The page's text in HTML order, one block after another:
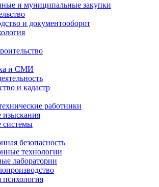
и муниципальные закупки
и документооборот
и СМИ
и кадастр
работники
безопасность
технологии
лаборатории
психология